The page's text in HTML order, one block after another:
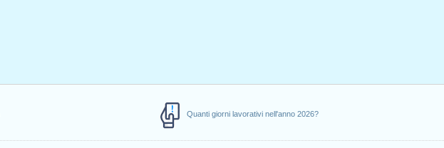
Quanti giorni lavorativi nell'anno 2026?